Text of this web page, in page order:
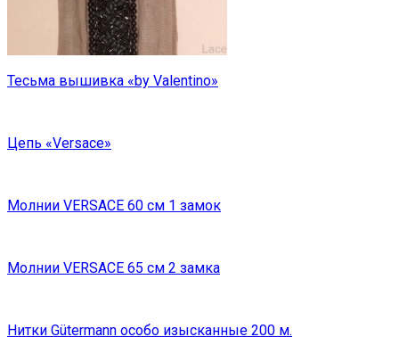
Тесьма вышивка «by Valentino»
Цепь «Versace»
Молнии VERSACE 60 см 1 замок
Молнии VERSACE 65 см 2 замка
Нитки Gütermann особо изысканные 200 м.